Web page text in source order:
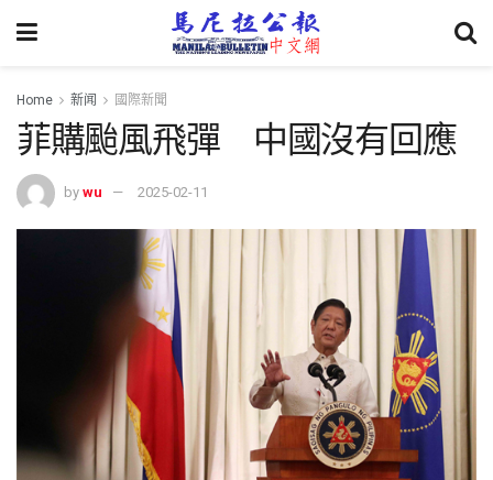
Home 新闻 國際新聞
菲購颱風飛彈 中國沒有回應
by wu 2025-02-11